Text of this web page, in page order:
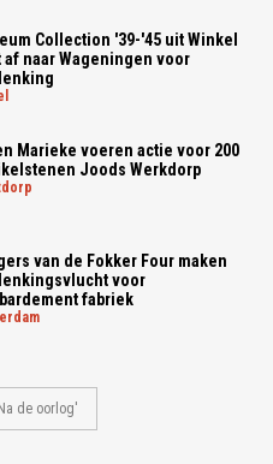
Collection '39-'45 uit Winkel
af naar Wageningen voor
Marieke voeren actie voor 200
Joods Werkdorp
van de Fokker Four maken
voor
fabriek
de oorlog'